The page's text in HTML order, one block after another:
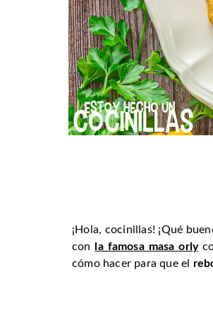
¡Hola, cocinillas! ¡Qué
con
la famosa masa orly
cómo hacer para que el